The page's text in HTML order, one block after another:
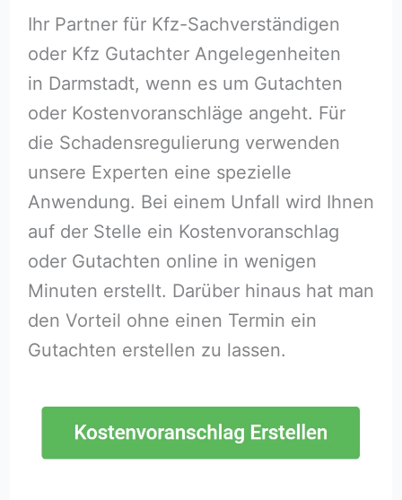
Ihr Partner für Kfz-Sachverständigen
oder Kfz Gutachter Angelegenheiten
in Darmstadt, wenn es um Gutachten
oder Kostenvoranschläge angeht. Für
die Schadensregulierung verwenden
unsere Experten eine spezielle
Anwendung. Bei einem Unfall wird Ihnen
auf der Stelle ein Kostenvoranschlag
oder Gutachten online in wenigen
Minuten erstellt. Darüber hinaus hat man
den Vorteil ohne einen Termin ein
Gutachten erstellen zu lassen.